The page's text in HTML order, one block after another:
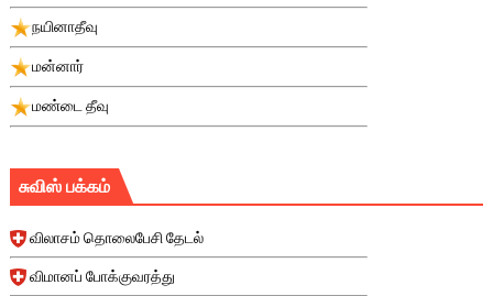
நயினாதீவு
மன்னார்
மண்டை தீவு
சுவிஸ் பக்கம்
விலாசம் தொலைபேசி தேடல்
விமானப் போக்குவரத்து